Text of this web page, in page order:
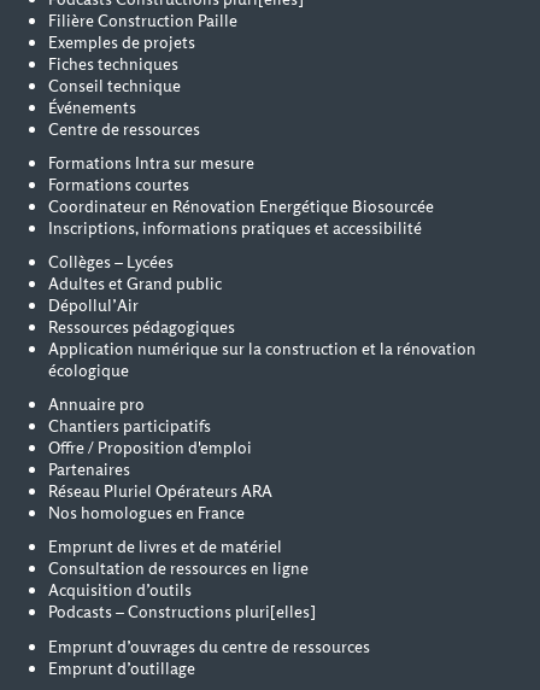
Filière Construction Paille
Exemples de projets
Fiches techniques
Conseil technique
Événements
Centre de ressources
Formations Intra sur mesure
Formations courtes
Coordinateur en Rénovation Energétique Biosourcée
Inscriptions, informations pratiques et accessibilité
Collèges – Lycées
Adultes et Grand public
Dépollul’Air
Ressources pédagogiques
Application numérique sur la construction et la rénovation
écologique
Annuaire pro
Chantiers participatifs
Offre / Proposition d'emploi
Partenaires
Réseau Pluriel Opérateurs ARA
Nos homologues en France
Emprunt de livres et de matériel
Consultation de ressources en ligne
Acquisition d’outils
Podcasts – Constructions pluri[elles]
Emprunt d’ouvrages du centre de ressources
Emprunt d’outillage